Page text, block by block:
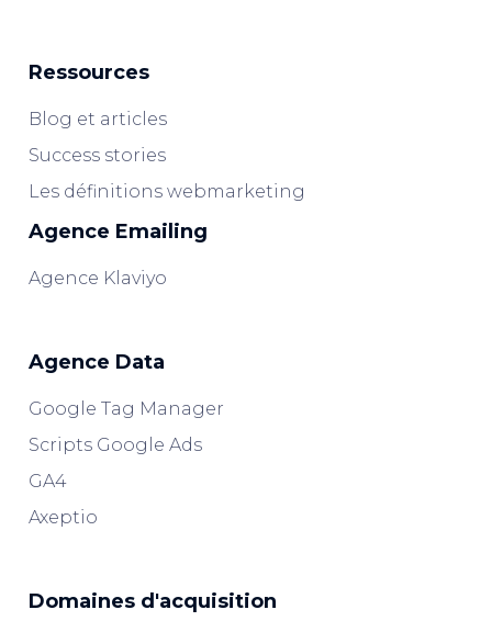
Ressources
Blog et articles
Success stories
Les définitions webmarketing
Agence Emailing
Agence Klaviyo
Agence Data
Google Tag Manager
Scripts Google Ads
GA4
Axeptio
Domaines d'acquisition